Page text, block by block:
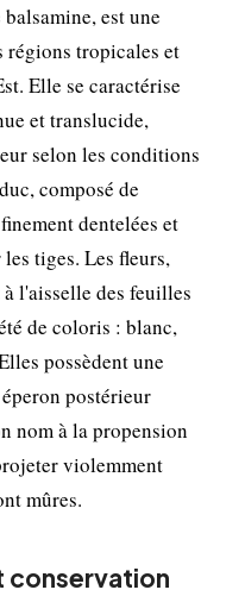
est une
tropicales et
Elle se caractérise
et translucide,
selon les conditions
composé de
dentelées et
tiges. Les fleurs,
l'aisselle des feuilles
de coloris : blanc,
possèdent une
postérieur
nom à la propension
violemment
mûres.
conservation